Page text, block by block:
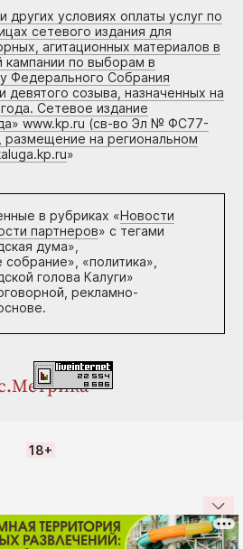
условиях оплаты услуг по
сетевого издания для
агитационных материалов в
кампании по выборам в
Федерального Собрания
девятого созыва, назначенных на
Сетевое издание
www.kp.ru (св-во Эл № ФС77-
размещение на региональном
»
в рубриках «Новости
партнеров» с тегами
дума»,
«политика»,
голова Калуги»
рекламно-
18+